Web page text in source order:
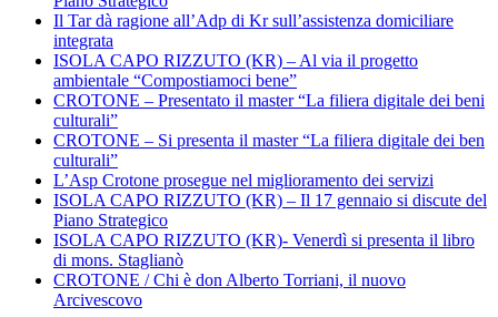
Il Tar dà ragione all’Adp di Kr sull’assistenza domiciliare
integrata
ISOLA CAPO RIZZUTO (KR) – Al via il progetto
ambientale “Compostiamoci bene”
CROTONE – Presentato il master “La filiera digitale dei beni
culturali”
CROTONE – Si presenta il master “La filiera digitale dei ben
culturali”
L’Asp Crotone prosegue nel miglioramento dei servizi
ISOLA CAPO RIZZUTO (KR) – Il 17 gennaio si discute del
Piano Strategico
ISOLA CAPO RIZZUTO (KR)- Venerdì si presenta il libro
di mons. Staglianò
CROTONE / Chi è don Alberto Torriani, il nuovo
Arcivescovo